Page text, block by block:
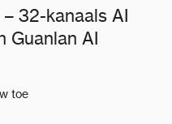
32-kanaals AI
Guanlan AI
toe